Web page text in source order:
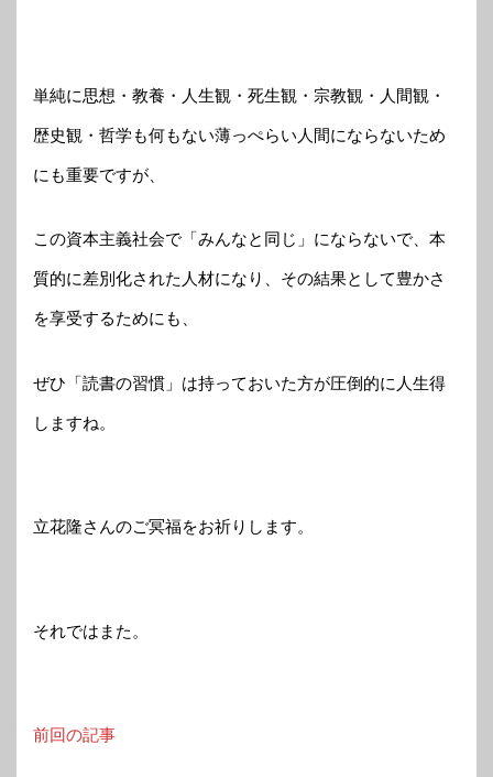
単純に思想・教養・人生観・死生観・宗教観・人間観・
歴史観・哲学も何もない薄っぺらい人間にならないため
にも重要ですが、
この資本主義社会で「みんなと同じ」にならないで、本
質的に差別化された人材になり、その結果として豊かさ
を享受するためにも、
ぜひ「読書の習慣」は持っておいた方が圧倒的に人生得
しますね。
立花隆さんのご冥福をお祈りします。
それではまた。
前回の記事